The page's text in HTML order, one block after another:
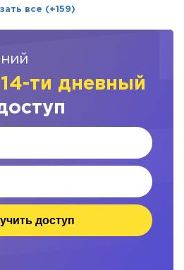
все (+159)
14-ти дневный
доступ